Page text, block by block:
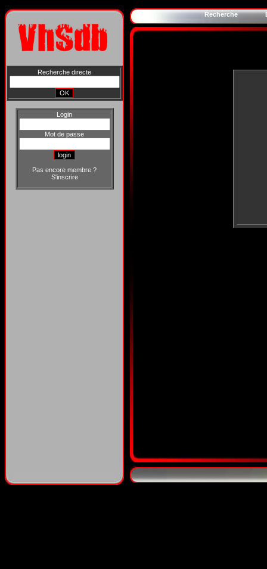
Recherche directe
Login
Mot de passe
Pas encore membre ?
S'inscrire
Recherche